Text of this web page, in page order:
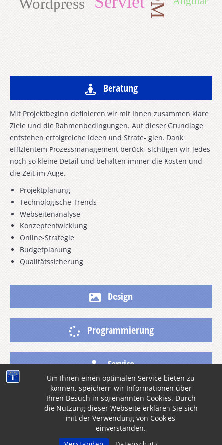
Um Ihnen einen optimalen Service bieten zu
können, speichern wir Informationen über
Ihren Besuch in sogenannten Cookies. Durch
die Nutzung dieser Webseite erklären Sie sich
mit der Verwendung von Cookies
einverstanden.
Wordpress
Beratung
Mit Projektbeginn definieren wir mit Ihnen zusammen klare
Ziele und die Rahmenbedingungen. Auf dieser Grundlage
entstehen erfolgreiche Ideen und Strate- gien. Dank
effizientem Prozessmanagement berück- sichtigen wir jedes
noch so kleine Detail und behalten immer die Kosten und
die Zeit im Auge.
Projektplanung
Technologische Trends
Webseitenanalyse
Konzeptentwicklung
Online-Strategie
Budgetplanung
Qualitätssicherung
Design
Programmierung
Service
© 2002 - 2026 ahhh kah!